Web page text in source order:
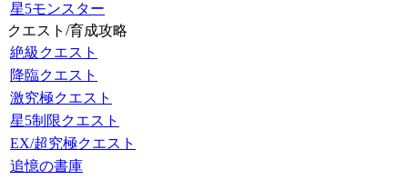
星5モンスター
クエスト/育成攻略
絶級クエスト
降臨クエスト
激究極クエスト
星5制限クエスト
EX/超究極クエスト
追憶の書庫